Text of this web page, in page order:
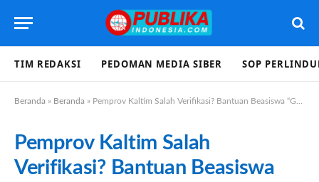
TIM REDAKSI PEDOMAN MEDIA SIBER SOP
Beranda » Beranda » Pemprov Kaltim Salah Verifikasi? Bantuan Beasiswa “Gratispol” Jadi Polemik
Pemprov Kaltim Salah
Verifikasi? Bantuan Beasiswa